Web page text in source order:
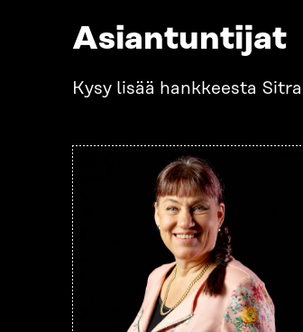
Asiantuntijat
Kysy lisää hankkeesta